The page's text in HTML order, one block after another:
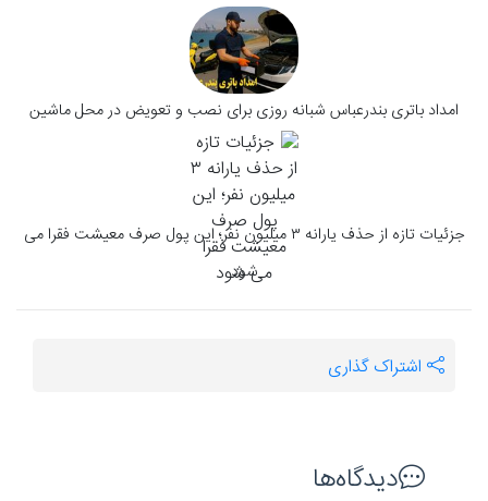
امداد باتری بندرعباس شبانه روزی برای نصب و تعویض در محل ماشین
جزئیات تازه از حذف یارانه ۳ میلیون نفر؛ این پول صرف معیشت فقرا می
شود
اشتراک گذاری
دیدگاه‌ها